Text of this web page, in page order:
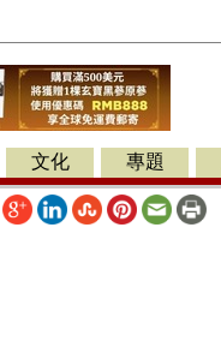
文化 專題